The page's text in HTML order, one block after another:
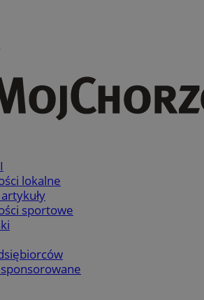
lokalne
sportowe